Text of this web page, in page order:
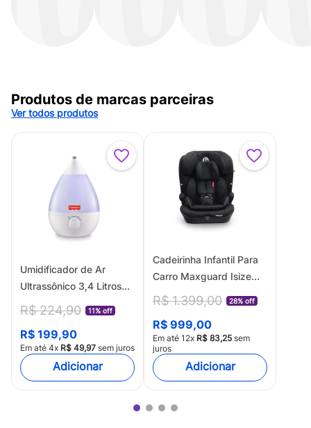
Produtos de marcas parceiras
Ver todos produtos
Umidificador de Ar
Ultrassônico 3,4 Litros
Bivolt Fisher Price -
HC115
R$ 224,90 11% off
R$ 199,90
Em até 4x R$ 49,97 sem juros
Cadeirinha Infantil Para
Carro Maxguard Isize
76-150cm Fisher-Price -
BB725
R$ 1.399,00 28% off
R$ 999,00
Em até 12x R$ 83,25 sem
juros